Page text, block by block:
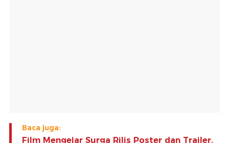
Baca juga:
Film Mengejar Surga Rilis Poster dan Trailer,